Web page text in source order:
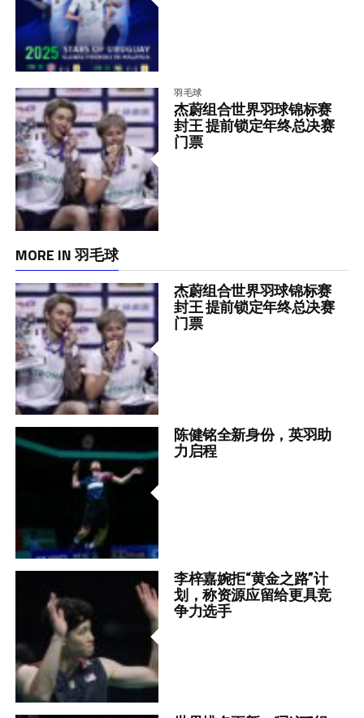
羽毛球
杰蔚组合世界羽球锦标赛
封王 提前锁定年终总决赛
门票
MORE IN 羽毛球
杰蔚组合世界羽球锦标赛
封王 提前锁定年终总决赛
门票
陈健铭全新身份，英羽助
力启程
李梓嘉婉拒“黄金之路”计
划，称资源应留给更具竞
争力选手